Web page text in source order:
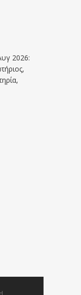
2026: